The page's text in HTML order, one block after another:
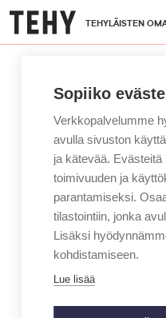
Hyppää
pääsisältöön
TEHYLÄISTEN
Sopiiko
Verkkopalvelumme
avulla sivuston
ja kätevää.
toimivuuden ja
parantamiseksi.
tilastointiin, jonka
Lisäksi
kohdistamiseen.
Lue lisää